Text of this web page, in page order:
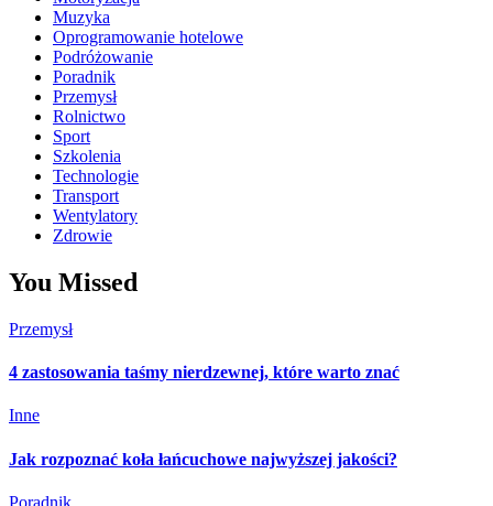
Muzyka
Oprogramowanie hotelowe
Podróżowanie
Poradnik
Przemysł
Rolnictwo
Sport
Szkolenia
Technologie
Transport
Wentylatory
Zdrowie
You Missed
Przemysł
4 zastosowania taśmy nierdzewnej, które warto znać
Inne
Jak rozpoznać koła łańcuchowe najwyższej jakości?
Poradnik